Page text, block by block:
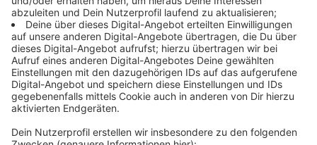
Bauabschnitt (Birlenbacher Straße 140 bis 150) wird
die Zufahrt für die Anlieger über die Olper Straße in
Richtung Langenholdinghausen sichergestellt.
Zusätzlich wird für die gesamte Bauzeit die
Kreisstraße zwischen Trupbach und Birlenbach in beide
Richtungen gesperrt. Die Zufahrt zum
Wanderparkplatz „Trupbacher Heide / Panzerstraße“
ist dann nur noch aus Richtung Trupbach möglich. Die